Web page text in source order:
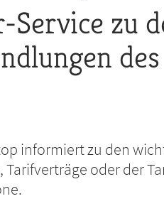
Service zu
informiert zu den
oder der